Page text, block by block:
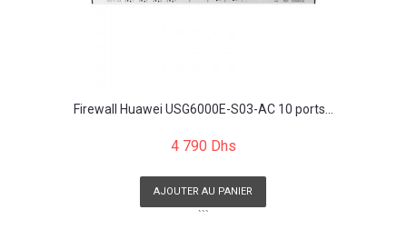
Firewall Huawei USG6000E-S03-AC 10 ports...
4 790 Dhs
AJOUTER AU PANIER
```